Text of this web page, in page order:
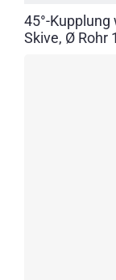
45°-Kupplung
Skive, Ø Rohr